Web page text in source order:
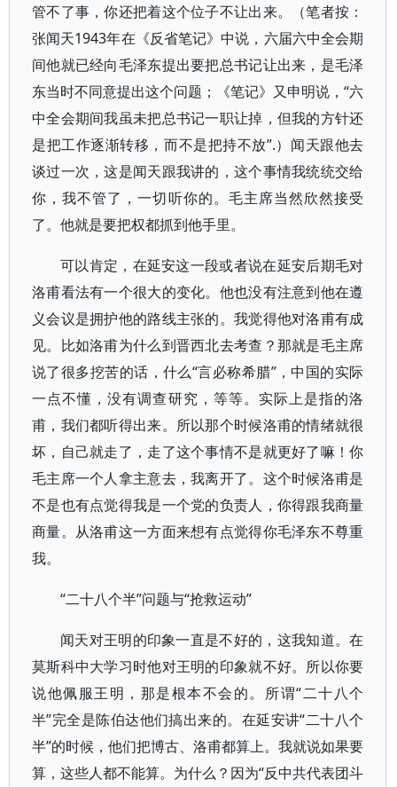
管不了事，你还把着这个位子不让出来。（笔者按：
张闻天1943年在《反省笔记》中说，六届六中全会期
间他就已经向毛泽东提出要把总书记让出来，是毛泽
东当时不同意提出这个问题；《笔记》又申明说，“六
中全会期间我虽未把总书记一职让掉，但我的方针还
是把工作逐渐转移，而不是把持不放”.）闻天跟他去
谈过一次，这是闻天跟我讲的，这个事情我统统交给
你，我不管了，一切听你的。毛主席当然欣然接受
了。他就是要把权都抓到他手里。
可以肯定，在延安这一段或者说在延安后期毛对
洛甫看法有一个很大的变化。他也没有注意到他在遵
义会议是拥护他的路线主张的。我觉得他对洛甫有成
见。比如洛甫为什么到晋西北去考查？那就是毛主席
说了很多挖苦的话，什么“言必称希腊”，中国的实际
一点不懂，没有调查研究，等等。实际上是指的洛
甫，我们都听得出来。所以那个时候洛甫的情绪就很
坏，自己就走了，走了这个事情不是就更好了嘛！你
毛主席一个人拿主意去，我离开了。这个时候洛甫是
不是也有点觉得我是一个党的负责人，你得跟我商量
商量。从洛甫这一方面来想有点觉得你毛泽东不尊重
我。
“二十八个半”问题与“抢救运动”
闻天对王明的印象一直是不好的，这我知道。在
莫斯科中大学习时他对王明的印象就不好。所以你要
说他佩服王明，那是根本不会的。所谓“二十八个
半”完全是陈伯达他们搞出来的。在延安讲“二十八个
半”的时候，他们把博古、洛甫都算上。我就说如果要
算，这些人都不能算。为什么？因为“反中共代表团斗